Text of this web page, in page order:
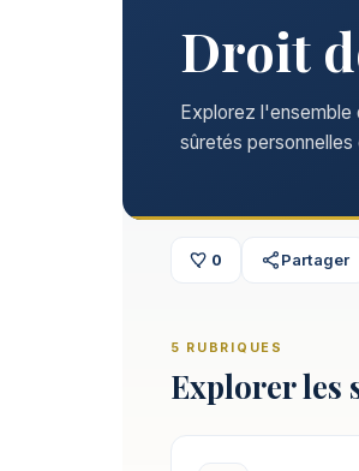
Droit
Explorez l'ensemble
sûretés
0 Partager
5 RUBRIQUES
Explorer les